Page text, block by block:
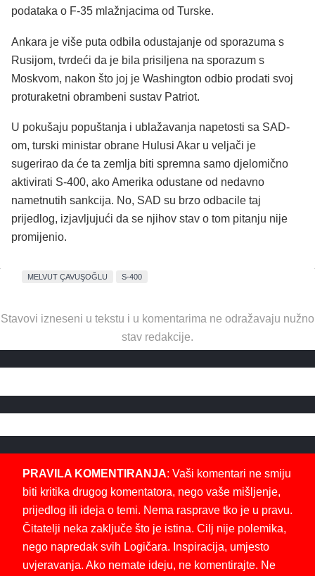
podataka o F-35 mlažnjacima od Turske.
Ankara je više puta odbila odustajanje od sporazuma s
Rusijom, tvrdeći da je bila prisiljena na sporazum s
Moskvom, nakon što joj je Washington odbio prodati svoj
proturaketni obrambeni sustav Patriot.
U pokušaju popuštanja i ublažavanja napetosti sa SAD-
om, turski ministar obrane Hulusi Akar u veljači je
sugerirao da će ta zemlja biti spremna samo djelomično
aktivirati S-400, ako Amerika odustane od nedavno
nametnutih sankcija. No, SAD su brzo odbacile taj
prijedlog, izjavljujući da se njihov stav o tom pitanju nije
promijenio.
MELVUT ÇAVUŞOĞLU S-400
Stavovi izneseni u tekstu i u komentarima ne odražavaju nužno
stav redakcije.
PRAVILA KOMENTIRANJA: Vaši komentari ne smiju
biti kritika drugog komentatora, nego vaše mišljenje,
prijedlog ili ideja o temi. Nema rasprave tko je u pravu.
Čitatelji neka zaključe što je istina. Cilj nije polemika,
nego napredak svih Logičara. Inspiracija, umjesto
uvjeravanja. Ako nemate ideju, ne komentirajte. Ne